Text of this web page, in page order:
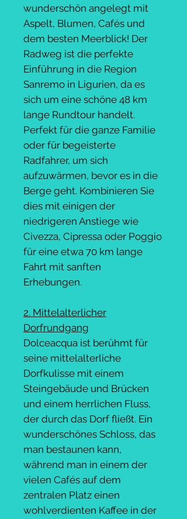
wunderschön angelegt mit
Aspelt, Blumen, Cafés und
dem besten Meerblick! Der
Radweg ist die perfekte
Einführung in die Region
Sanremo in Ligurien, da es
sich um eine schöne 48 km
lange Rundtour handelt.
Perfekt für die ganze Familie
oder für begeisterte
Radfahrer, um sich
aufzuwärmen, bevor es in die
Berge geht. Kombinieren Sie
dies mit einigen der
niedrigeren Anstiege wie
Civezza, Cipressa oder Poggio
für eine etwa 70 km lange
Fahrt mit sanften
Erhebungen.
2. Mittelalterlicher
Dorfrundgang
Dolceacqua ist berühmt für
seine mittelalterliche
Dorfkulisse mit einem
Steingebäude und Brücken
und einem herrlichen Fluss,
der durch das Dorf fließt. Ein
wunderschönes Schloss, das
man bestaunen kann,
während man in einem der
vielen Cafés auf dem
zentralen Platz einen
wohlverdienten Kaffee in der